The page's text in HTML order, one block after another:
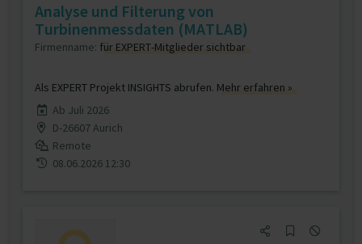
Analyse und Filterung von
Turbinenmessdaten (MATLAB)
Firmenname: für EXPERT-Mitglieder sichtbar
Als EXPERT Projekt INSIGHTS abrufen. Mehr erfahren »
Ab Juli 2026
D-26607 Aurich
Remote
08.06.2026 12:30